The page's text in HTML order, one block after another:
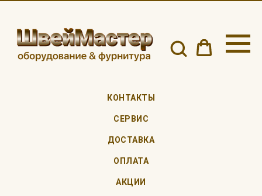
КОНТАКТЫ
СЕРВИС
ДОСТАВКА
ОПЛАТА
АКЦИИ